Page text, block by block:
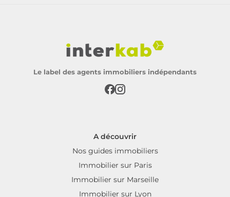
Le label des agents immobiliers indépendants
A découvrir
Nos guides immobiliers
Immobilier sur Paris
Immobilier sur Marseille
Immobilier sur Lyon